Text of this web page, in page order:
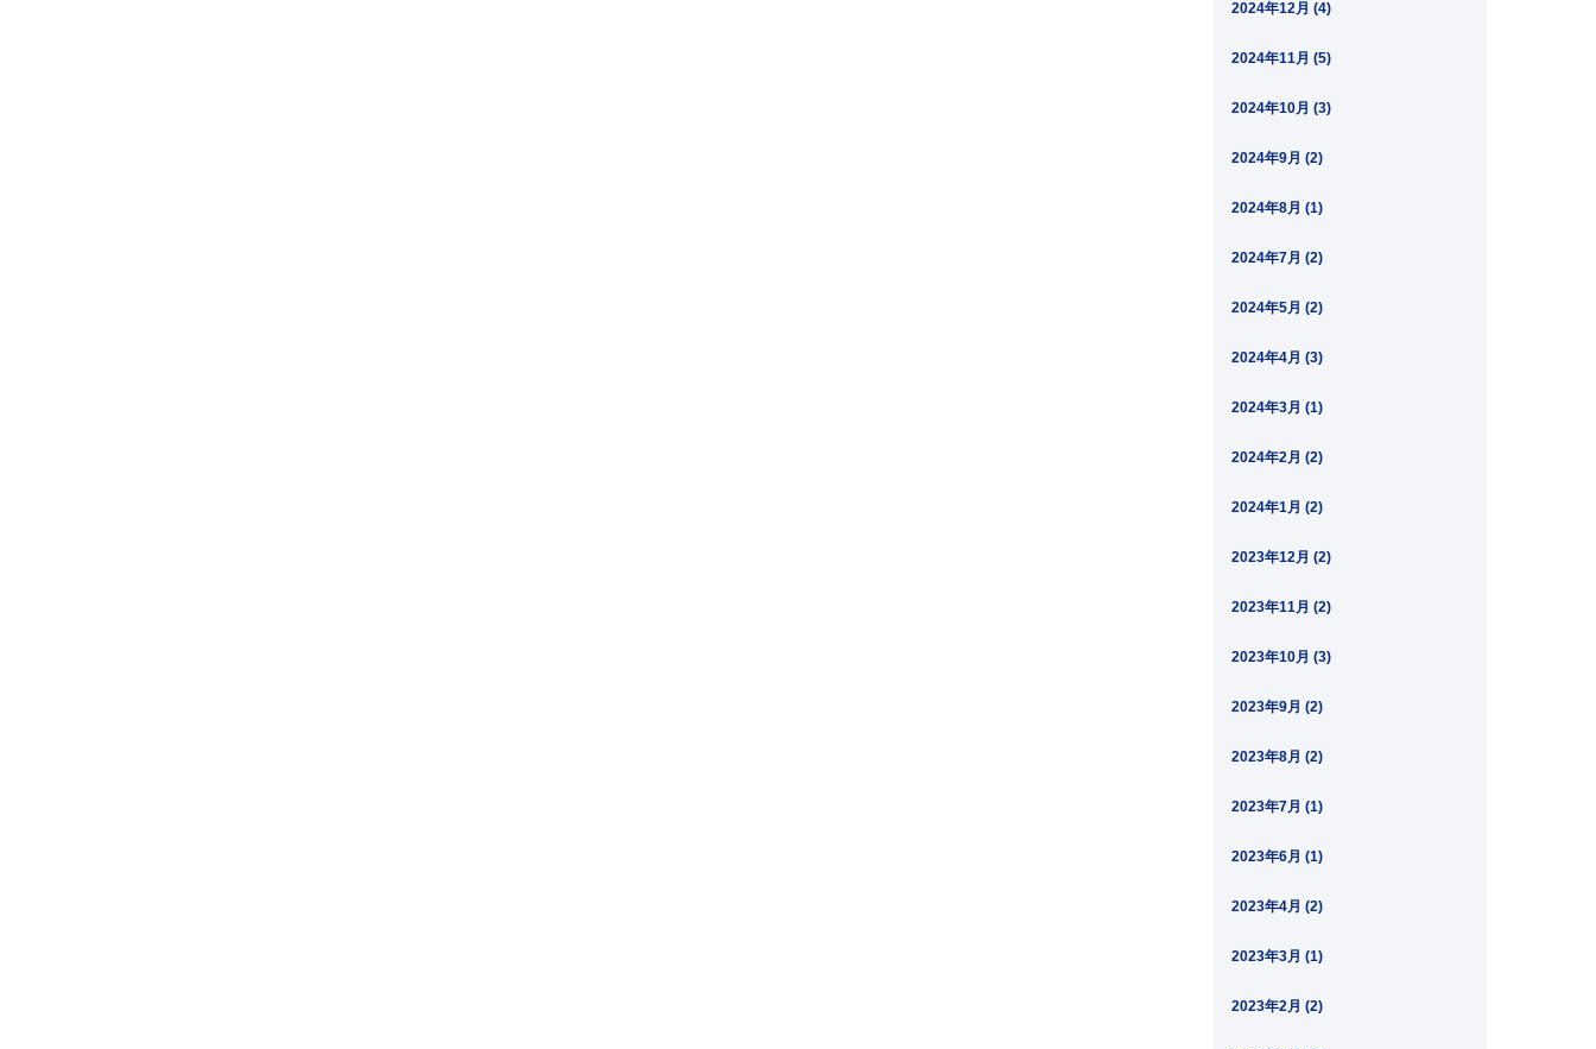
2024年12月 (4)
2024年11月 (5)
2024年10月 (3)
2024年9月 (2)
2024年8月 (1)
2024年7月 (2)
2024年5月 (2)
2024年4月 (3)
2024年3月 (1)
2024年2月 (2)
2024年1月 (2)
2023年12月 (2)
2023年11月 (2)
2023年10月 (3)
2023年9月 (2)
2023年8月 (2)
2023年7月 (1)
2023年6月 (1)
2023年4月 (2)
2023年3月 (1)
2023年2月 (2)